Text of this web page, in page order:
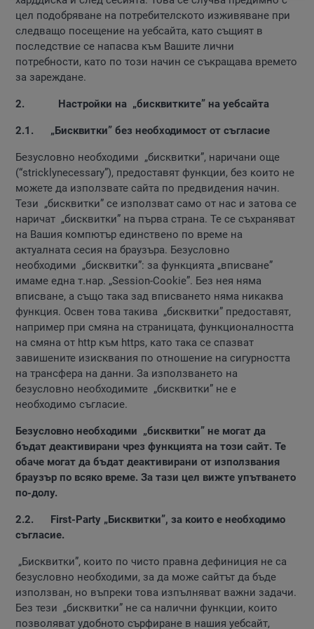
цел подобряване на потребителското изживяване при
следващо посещение на уебсайта, като същият в
последствие се напасва към Вашите лични
потребности, като по този начин се съкращава времето
за зареждане.
2. Настройки на „бисквитките” на уебсайта
2.1. „Бисквитки” без необходимост от съгласие
Безусловно необходими „бисквитки”, наричани още
(“stricklynecessary”), предоставят функции, без които не
можете да използвате сайта по предвидения начин.
Тези „бисквитки” се използват само от нас и затова се
наричат „бисквитки” на първа страна. Те се съхраняват
на Вашия компютър единствено по време на
актуалната сесия на браузъра. Безусловно
необходими „бисквитки”: за функцията „вписване”
имаме една т.нар. „Session-Cookie”. Без нея няма
вписване, а също така зад вписването няма никаква
функция. Освен това такива „бисквитки” предоставят,
например при смяна на страницата, функционалността
на смяна от http към https, като така се спазват
завишените изисквания по отношение на сигурността
на трансфера на данни. За използването на
безусловно необходимите „бисквитки” не е
необходимо съгласие.
Безусловно необходими „бисквитки” не могат да
бъдат деактивирани чрез функцията на този сайт. Те
обаче могат да бъдат деактивирани от използвания
браузър по всяко време. За тази цел вижте упътването
по-долу.
2.2. First-Party „Бисквитки”, за които е необходимо
съгласие.
„Бисквитки”, които по чисто правна дефиниция не са
безусловно необходими, за да може сайтът да бъде
използван, но въпреки това изпълняват важни задачи.
Без тези „бисквитки” не са налични функции, които
позволяват удобното сърфиране в нашия уебсайт,